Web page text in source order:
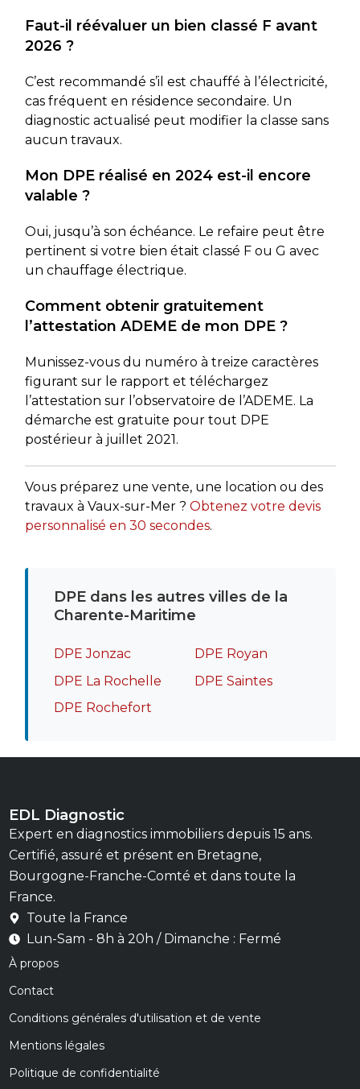
Faut-il réévaluer un bien classé F avant
2026 ?
C’est recommandé s’il est chauffé à l’électricité,
cas fréquent en résidence secondaire. Un
diagnostic actualisé peut modifier la classe sans
aucun travaux.
Mon DPE réalisé en 2024 est-il encore
valable ?
Oui, jusqu’à son échéance. Le refaire peut être
pertinent si votre bien était classé F ou G avec
un chauffage électrique.
Comment obtenir gratuitement
l’attestation ADEME de mon DPE ?
Munissez-vous du numéro à treize caractères
figurant sur le rapport et téléchargez
l’attestation sur l’observatoire de l’ADEME. La
démarche est gratuite pour tout DPE
postérieur à juillet 2021.
Vous préparez une vente, une location ou des
travaux à Vaux-sur-Mer ? Obtenez votre devis
personnalisé en 30 secondes.
DPE dans les autres villes de la
Charente-Maritime
DPE Jonzac
DPE La Rochelle
DPE Rochefort
DPE Royan
DPE Saintes
EDL Diagnostic
Expert en diagnostics immobiliers depuis 15 ans.
Certifié, assuré et présent en Bretagne,
Bourgogne-Franche-Comté et dans toute la
France.
Toute la France
Lun-Sam - 8h à 20h / Dimanche : Fermé
À propos
Contact
Conditions générales d'utilisation et de vente
Mentions légales
Politique de confidentialité